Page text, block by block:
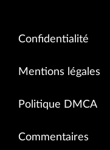
Confidentialité
Mentions légales
Politique DMCA
Commentaires